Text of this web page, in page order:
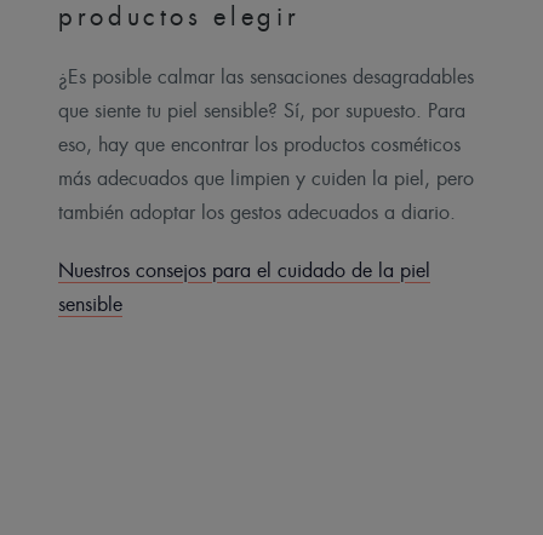
productos elegir
¿Es posible calmar las sensaciones desagradables
que siente tu piel sensible? Sí, por supuesto. Para
eso, hay que encontrar los productos cosméticos
más adecuados que limpien y cuiden la piel, pero
también adoptar los gestos adecuados a diario.
Nuestros consejos para el cuidado de la piel
sensible